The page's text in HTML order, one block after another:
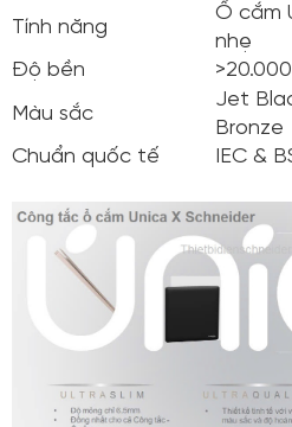
Tính năng
Ổ cắm
nhẹ
Độ bền
Màu sắc
Jet
Bronze
Chuẩn quốc tế
IEC &